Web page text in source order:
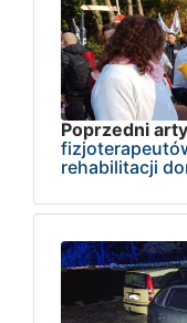
Poprzedni
rehabilitacji